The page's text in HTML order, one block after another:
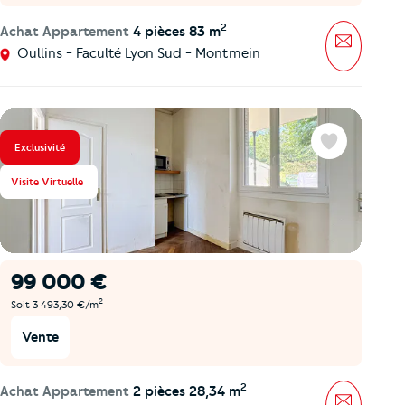
Achat Appartement 4 pièces 83 m2
Oullins - Faculté Lyon Sud - Montmein
Message
Exclusivité
Visite Virtuelle
99 000 €
Soit 3 493,30 €/m2
Vente
Achat Appartement 2 pièces 28,34 m2
Favoris
Message